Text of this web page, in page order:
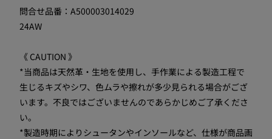
問合せ品番：A500003014029
24AW
《 CAUTION 》
*当商品は天然革・生地を使用し、手作業による製造工程で
生じるキズやシワ、色ムラや擦れが多少見られる場合がござ
います。不良ではございませんのであらかじめご了承くださ
い。
*製造時期によりシュータンやインソールなど、仕様が商品画